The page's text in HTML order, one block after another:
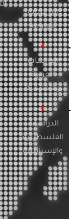
الدراسات
الأوروبية
الدراسات
العربية
والإقليمية
الدراسات
الفلسطينية
والإسرائيلية